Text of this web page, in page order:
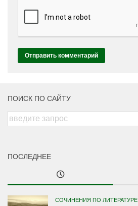
ПОИСК ПО САЙТУ
ПОСЛЕДНЕЕ
СОЧИНЕНИЯ ПО ЛИТЕРАТУРЕ